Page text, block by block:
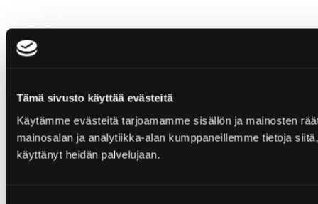
Tämä sivusto käyttää evästeitä
Käytämme evästeitä tarjoamamme sisällön ja mainosten
mainosalan ja analytiikka-alan kumppaneillemme tietoja
käyttänyt heidän palvelujaan.